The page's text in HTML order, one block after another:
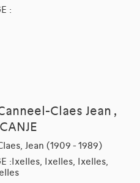
:
Claes Jean ,
Jean (1909 - 1989)
:Ixelles, Ixelles, Ixelles,